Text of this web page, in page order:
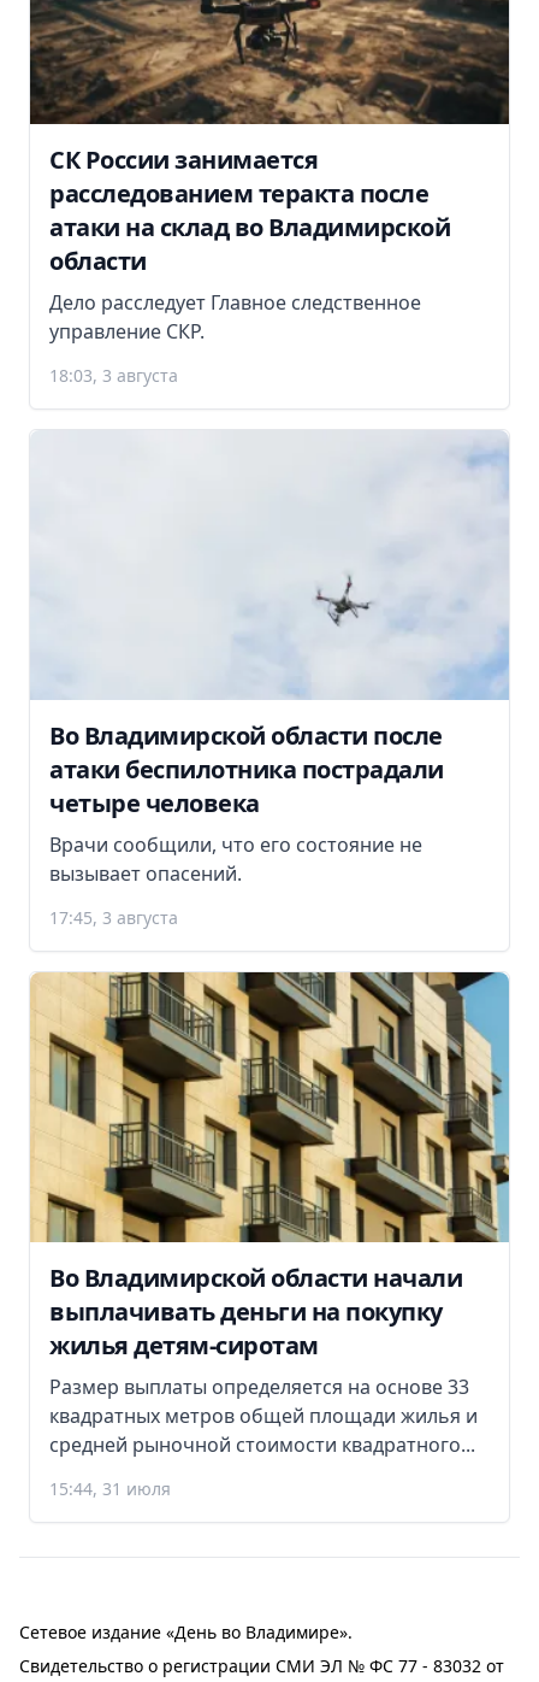
СК России занимается
расследованием теракта после
атаки на склад во Владимирской
области
Дело расследует Главное следственное
управление СКР.
18:03, 3 августа
Во Владимирской области после
атаки беспилотника пострадали
четыре человека
Врачи сообщили, что его состояние не
вызывает опасений.
17:45, 3 августа
Во Владимирской области начали
выплачивать деньги на покупку
жилья детям-сиротам
Размер выплаты определяется на основе 33
квадратных метров общей площади жилья и
средней рыночной стоимости квадратного...
15:44, 31 июля
Сетевое издание «День во Владимире».
Свидетельство о регистрации СМИ ЭЛ № ФС 77 - 83032 от